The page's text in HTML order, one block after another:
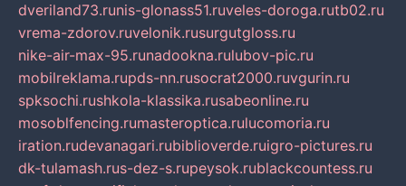
dveriland73.runis-glonass51.ruveles-doroga.rutb02.ru
vrema-zdorov.ruvelonik.rusurgutgloss.ru
nike-air-max-95.runadookna.rulubov-pic.ru
mobilreklama.rupds-nn.rusocrat2000.ruvgurin.ru
spksochi.rushkola-klassika.rusabeonline.ru
mosoblfencing.rumasteroptica.rulucomoria.ru
iration.rudevanagari.rubiblioverde.ruigro-pictures.ru
dk-tulamash.rus-dez-s.rupeysok.rublackcountess.ru